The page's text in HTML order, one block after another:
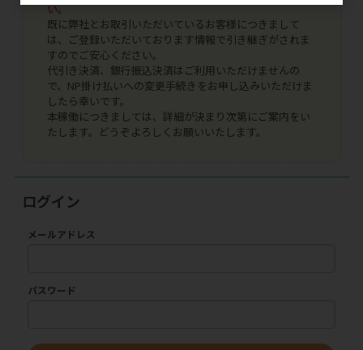
い。
既に弊社とお取引いただいているお客様につきまして
は、ご登録いただいております情報で引き継ぎがされま
すのでご安心ください。
代引き決済、銀行振込決済はご利用いただけませんの
で、NP掛け払いへの変更手続きをお申し込みいただけま
したら幸いです。
本稼働につきましては、詳細が決まり次第にご案内をい
たします。どうぞよろしくお願いいたします。
ログイン
メールアドレス
パスワード